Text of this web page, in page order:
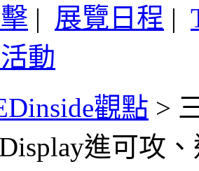
| 展覽日程 |
動
觀點 >
Display進可攻